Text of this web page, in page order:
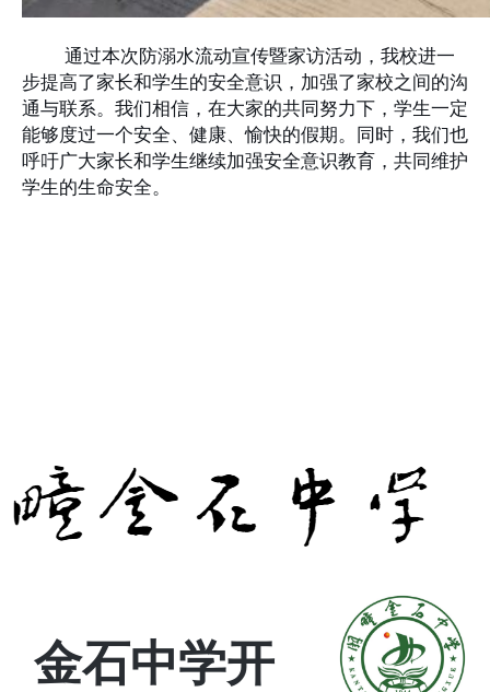
通过本次防溺水流动宣传暨家访活动，我校进一
步提高了家长和学生的安全意识，加强了家校之间的沟
通与联系。我们相信，在大家的共同努力下，学生一定
能够度过一个安全、健康、愉快的假期。同时，我们也
呼吁广大家长和学生继续加强安全意识教育，共同维护
学生的生命安全。
金石中学开